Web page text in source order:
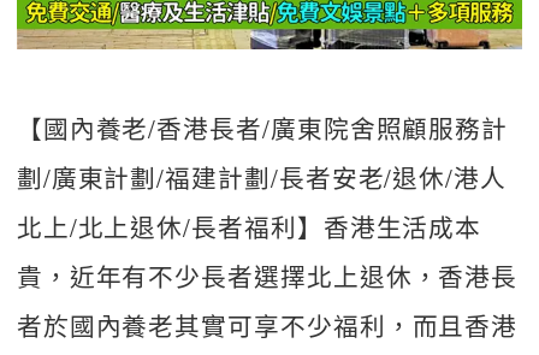
【國內養老/香港長者/廣東院舍照顧服務計
劃/廣東計劃/福建計劃/長者安老/退休/港人
北上/北上退休/長者福利】香港生活成本
貴，近年有不少長者選擇北上退休，香港長
者於國內養老其實可享不少福利，而且香港